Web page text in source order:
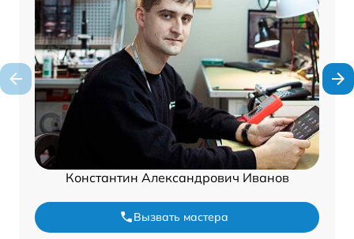
Константин Александрович Иванов
Вызвать мастера